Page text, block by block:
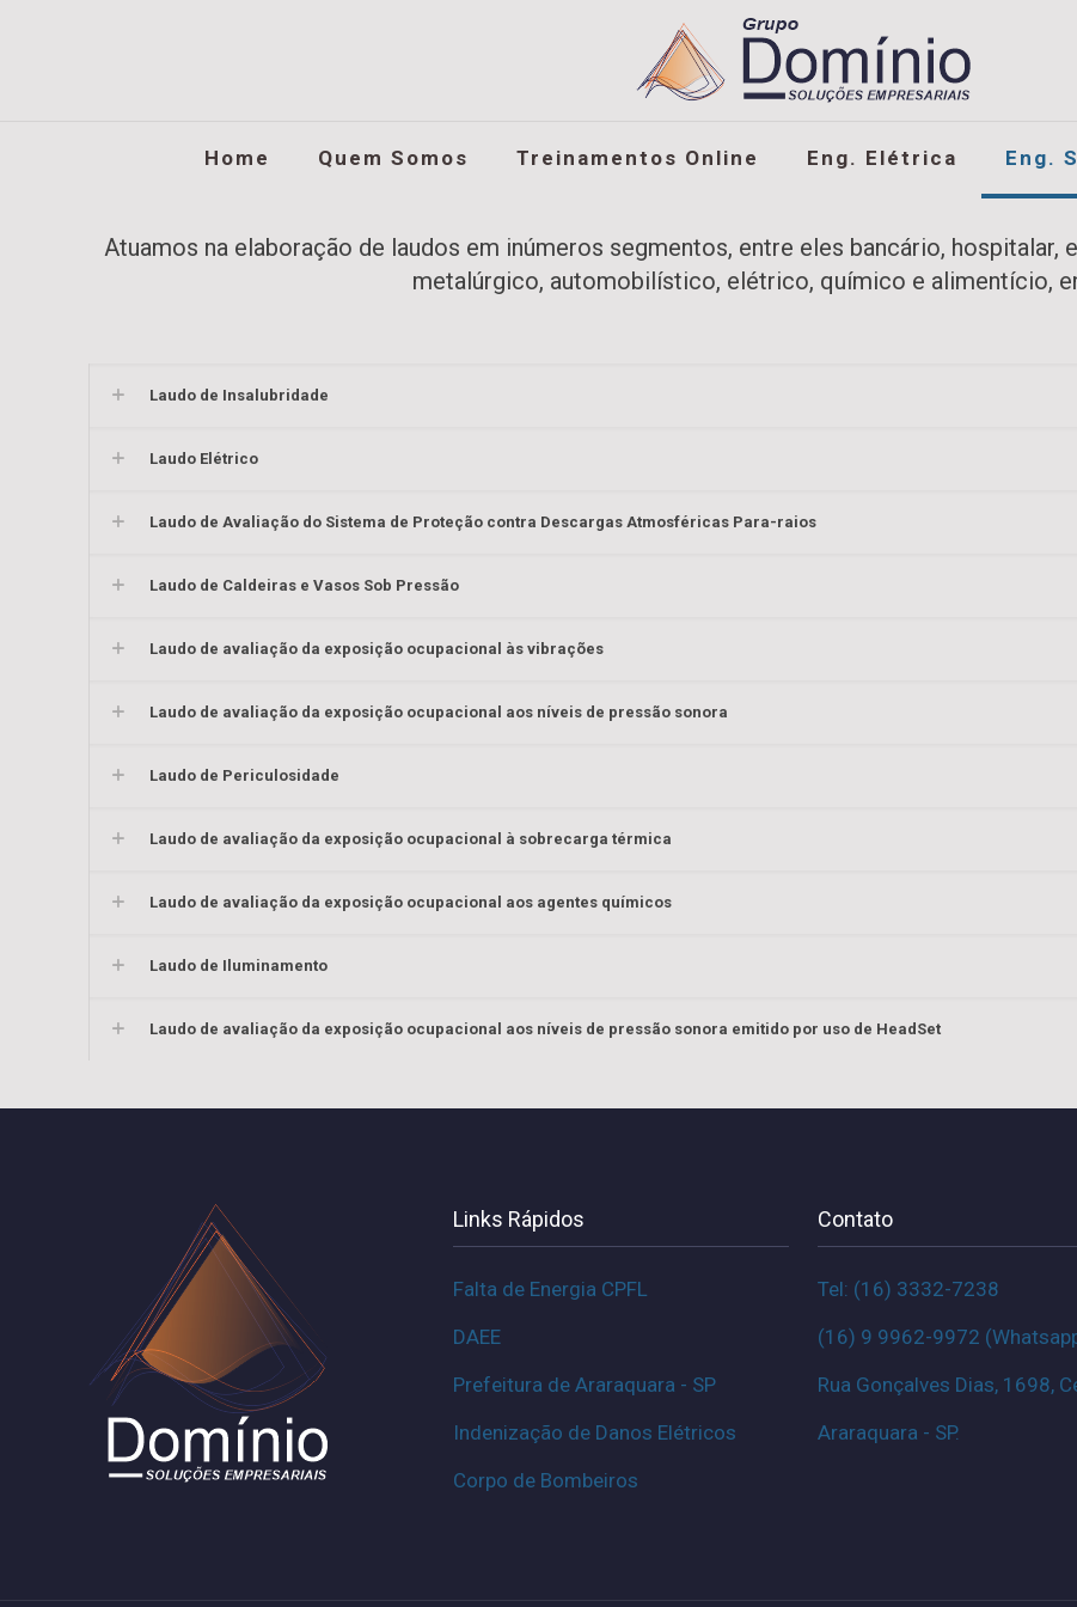
Home Quem Somos Treinamentos Online Eng. Elétrica Eng.
Atuamos na elaboração de laudos em inúmeros segmentos, entre eles bancário,
metalúrgico, automobilístico, elétrico, químico e alimentício,
Laudo de Insalubridade
Laudo Elétrico
Laudo de Avaliação do Sistema de Proteção contra Descargas Atmosféricas Para-raios
Laudo de Caldeiras e Vasos Sob Pressão
Laudo de avaliação da exposição ocupacional às vibrações
Laudo de avaliação da exposição ocupacional aos níveis de pressão sonora
Laudo de Periculosidade
Laudo de avaliação da exposição ocupacional à sobrecarga térmica
Laudo de avaliação da exposição ocupacional aos agentes químicos
Laudo de Iluminamento
Laudo de avaliação da exposição ocupacional aos níveis de pressão sonora emitido por uso de HeadSet
Links Rápidos
Falta de Energia CPFL
DAEE
Prefeitura de Araraquara - SP
Indenização de Danos Elétricos
Corpo de Bombeiros
Contato
Tel: (16) 3332-7238
(16) 9 9962-9972
Rua Gonçalves Dias, 1698,
Araraquara - SP.